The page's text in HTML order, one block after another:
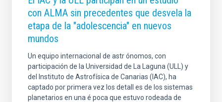
con ALMA sin precedentes que desvela la
etapa de la "adolescencia" en nuevos
mundos
Un equipo internacional de astr ónomos, con
participación de la Universidad de La Laguna (ULL) y
del Instituto de Astrofísica de Canarias (IAC), ha
captado por primera vez los detall es de los sistemas
planetarios en una é poca que estuvo rodeada de